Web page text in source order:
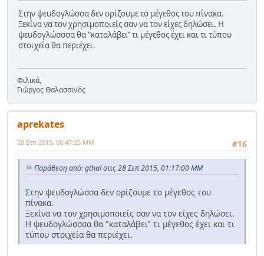
Στην ψευδογλώσσα δεν ορίζουμε το μέγεθος του πίνακα.
Ξεκίνα να τον χρησιμοποιείς σαν να τον είχες δηλώσει. Η
ψευδογλώσσσα θα "καταλάβει" τι μέγεθος έχει και τι τύπου
στοιχεία θα περιέχει.
Φιλικά,
Γιώργος Θαλασσινός
aprekates
#16
28 Σεπ 2015, 06:47:25 ΜΜ
Παράθεση από: gthal στις 28 Σεπ 2015, 01:17:00 ΜΜ
Στην ψευδογλώσσα δεν ορίζουμε το μέγεθος του
πίνακα.
Ξεκίνα να τον χρησιμοποιείς σαν να τον είχες δηλώσει.
Η ψευδογλώσσσα θα "καταλάβει" τι μέγεθος έχει και τι
τύπου στοιχεία θα περιέχει.